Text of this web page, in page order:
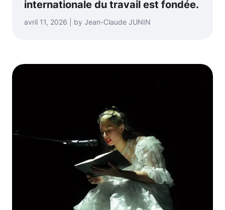
internationale du travail est fondée.
avril 11, 2026 | by Jean-Claude JUNIN